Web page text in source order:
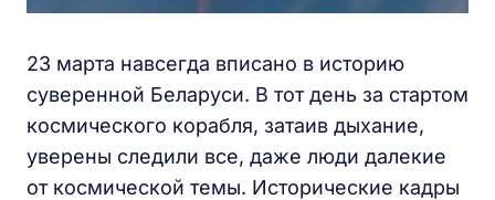
23 марта навсегда вписано в историю
суверенной Беларуси. В тот день за стартом
космического корабля, затаив дыхание,
уверены следили все, даже люди далекие
от космической темы. Исторические кадры